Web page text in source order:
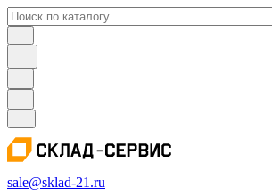
sale@sklad-21.ru